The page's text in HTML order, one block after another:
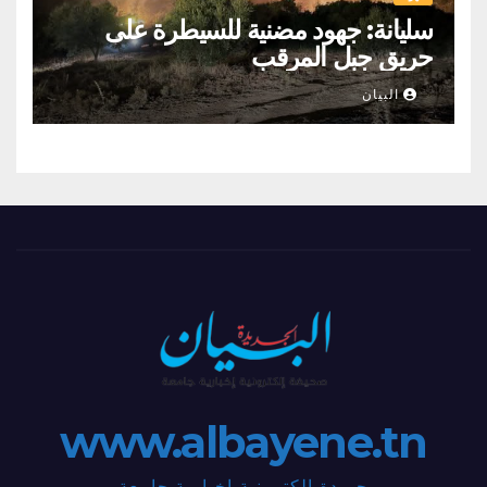
سليانة: جهود مضنية للسيطرة على
حريق جبل المرقب
البيان
www.albayene.tn